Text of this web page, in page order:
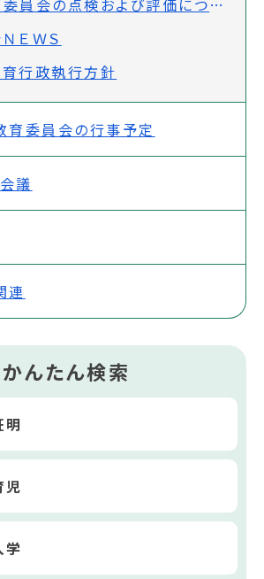
ＥＷＳ
行政執行方針
育委員会の行事予定
議
連
かんたん検索
明
児
学